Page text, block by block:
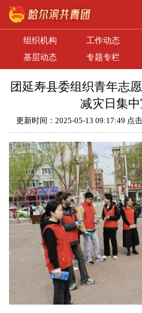
组织机构 工作动态
基层动态
专题专栏
团延寿县委组织青年志
减灾日集
更新时间：2025-05-13 09:17:49 点